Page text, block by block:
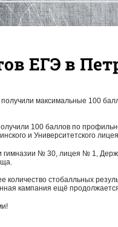
ЕГЭ в
максимальные 100
100 баллов по
и Университетского
№ 30, лицея № 1,
стобалльных
кампания ещё